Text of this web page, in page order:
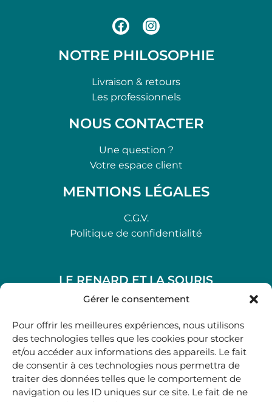
Gérer le consentement
Pour offrir les meilleures expériences, nous utilisons
des technologies telles que les cookies pour stocker
et/ou accéder aux informations des appareils. Le fait
de consentir à ces technologies nous permettra de
traiter des données telles que le comportement de
navigation ou les ID uniques sur ce site. Le fait de ne
NOTRE PHILOSOPHIE
Livraison & retours
Les professionnels
NOUS CONTACTER
Une question ?
Votre espace client
MENTIONS LÉGALES
C.G.V.
Politique de confidentialité
LE RENARD ET LA SOURIS
48, rue Maubec 33210 LANGON
05 40 41 37 18
.
MARDI AU SAMEDI
10H00-12H45 | 14H00 -19H00